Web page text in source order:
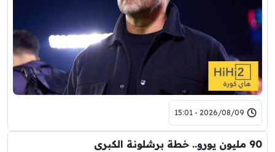
2026/08/09 - 15:01
90 مليون يورو.. خطة برشلونة الكبرى